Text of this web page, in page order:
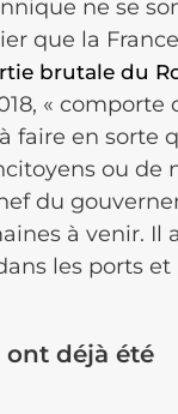
ne se
que la France
brutale du
« comporte
en sorte
ou de
du
à venir. Il a
les ports et
ont déjà été